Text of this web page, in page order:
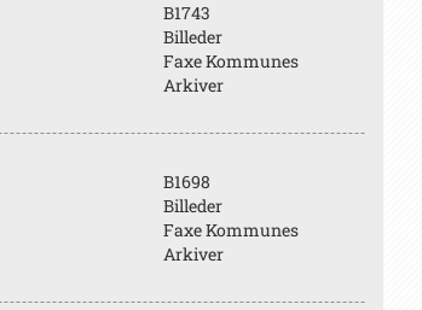
B1743
Billeder
Faxe Kommunes
Arkiver
B1698
Billeder
Faxe Kommunes
Arkiver